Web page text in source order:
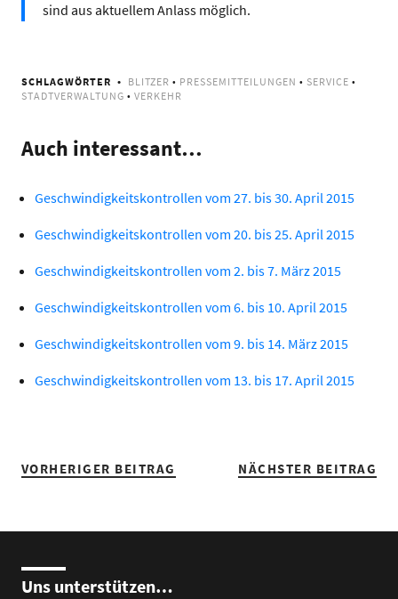
sind aus aktuellem Anlass möglich.
SCHLAGWÖRTER BLITZER • PRESSEMITTEILUNGEN • SERVICE •
STADTVERWALTUNG • VERKEHR
Auch interessant…
Geschwindigkeitskontrollen vom 27. bis 30. April 2015
Geschwindigkeitskontrollen vom 20. bis 25. April 2015
Geschwindigkeitskontrollen vom 2. bis 7. März 2015
Geschwindigkeitskontrollen vom 6. bis 10. April 2015
Geschwindigkeitskontrollen vom 9. bis 14. März 2015
Geschwindigkeitskontrollen vom 13. bis 17. April 2015
VORHERIGER BEITRAG NÄCHSTER BEITRAG
Uns unterstützen…